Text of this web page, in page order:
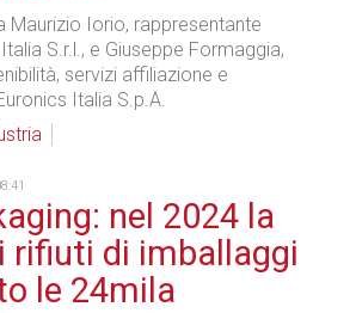
Maurizio Iorio, rappresentante
S.r.l., e Giuseppe Formaggia,
servizi affiliazione e
Italia S.p.A.
nel 2024 la
rifiuti di imballaggi
le 24mila